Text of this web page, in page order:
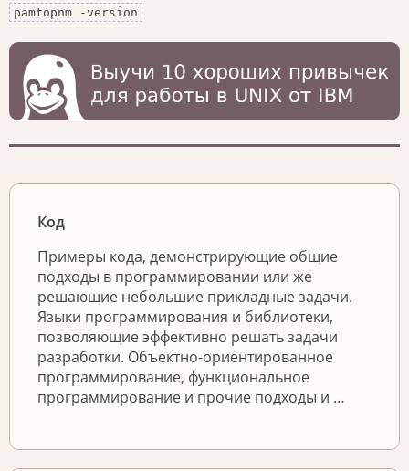
pamtopnm -version
Код
Примеры кода, демонстрирующие общие
подходы в программировании или же
решающие небольшие прикладные задачи.
Языки программирования и библиотеки,
позволяющие эффективно решать задачи
разработки. Объектно-ориентированное
программирование, функциональное
программирование и прочие подходы и …